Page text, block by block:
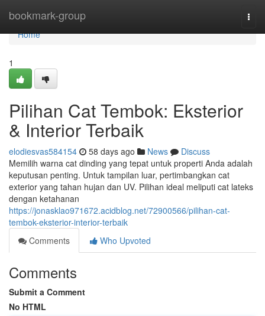
bookmark-group
Home
Home
1
Pilihan Cat Tembok: Eksterior
& Interior Terbaik
elodiesvas584154 58 days ago News
Discuss
Memilih warna cat dinding yang tepat untuk properti Anda adalah
keputusan penting. Untuk tampilan luar, pertimbangkan cat
exterior yang tahan hujan dan UV. Pilihan ideal meliputi cat lateks
dengan ketahanan
https://jonasklao971672.acidblog.net/72900566/pilihan-cat-
tembok-eksterior-interior-terbaik
Comments
Who Upvoted
Comments
Submit a Comment
No HTML